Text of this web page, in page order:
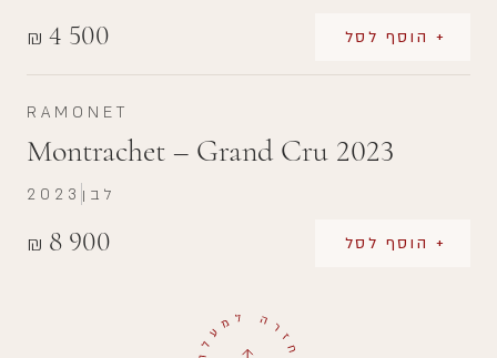
₪ 4 500 + הוסף לסל
RAMONET
Montrachet – Grand Cru 2023
₪ 8 900 + הוסף לסל
2023 לבן